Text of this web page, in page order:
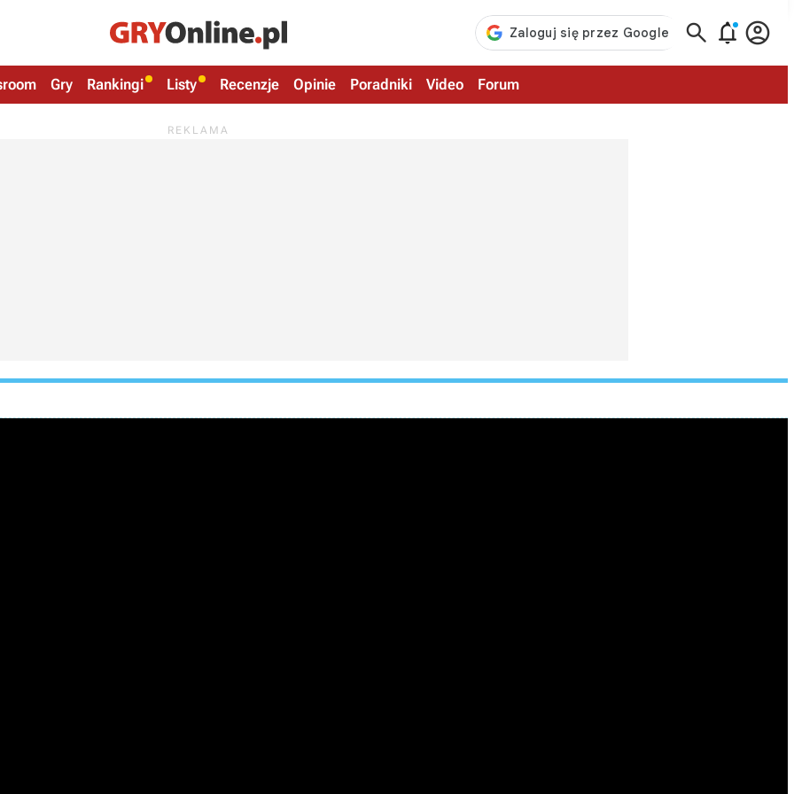
  
Gry Rankingi Listy Recenzje Opinie Poradniki Video Forum